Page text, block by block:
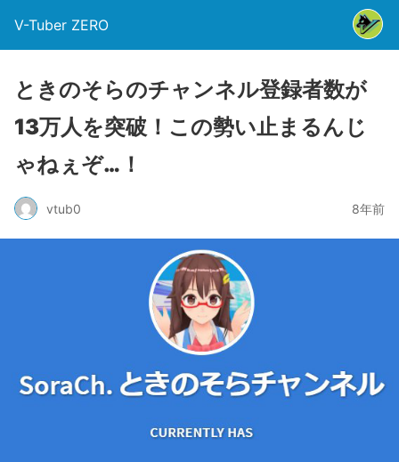
V-Tuber ZERO
ときのそらのチャンネル登録者数が
13万人を突破！この勢い止まるんじ
ゃねぇぞ…！
vtub0 8年前